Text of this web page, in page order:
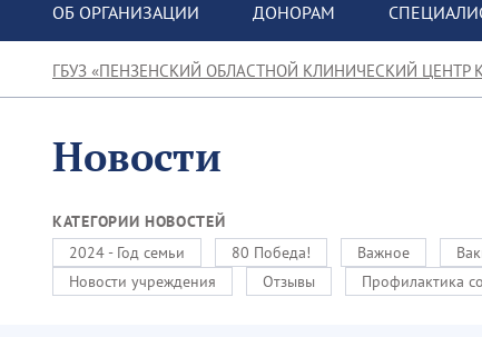
ОБ ОРГАНИЗАЦИИ ДОНОРАМ
ГБУЗ «ПЕНЗЕНСКИЙ ОБЛАСТНОЙ КЛИНИЧЕСКИЙ ЦЕНТР
Новости
КАТЕГОРИИ НОВОСТЕЙ
2024 - Год семьи
80 Победа! Важное
Новости учреждения
Отзывы Профилактика